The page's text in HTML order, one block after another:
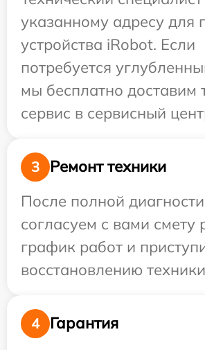
указанному адресу для
устройства iRobot. Если
потребуется
мы бесплатно доставим
сервис в сервисный
3
Ремонт техники
После полной
согласуем с вами смету
график работ и
восстановлению
4
Гарантия